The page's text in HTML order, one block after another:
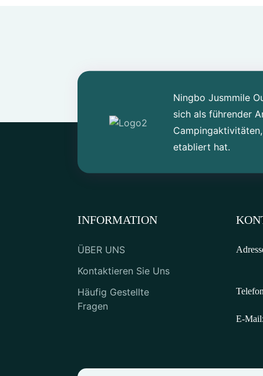
Ningbo Jusmmile
sich als führender
etabliert hat.
INFORMATION
ÜBER UNS
Kontaktieren Sie Uns
Häufig Gestellte
Fragen
E-Mail: